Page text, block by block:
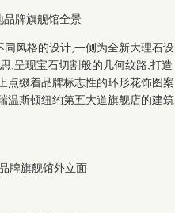
品牌旗舰馆全景
风格的设计,一侧为全新大理石设
,呈现宝石切割般的几何纹路,打造
缀着品牌标志性的环形花饰图案,
温斯顿纽约第五大道旗舰店的建筑
牌旗舰馆外立面